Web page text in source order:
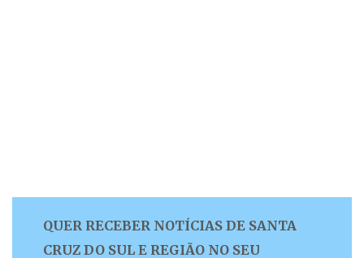
QUER RECEBER NOTÍCIAS DE SANTA
CRUZ DO SUL E REGIÃO NO SEU